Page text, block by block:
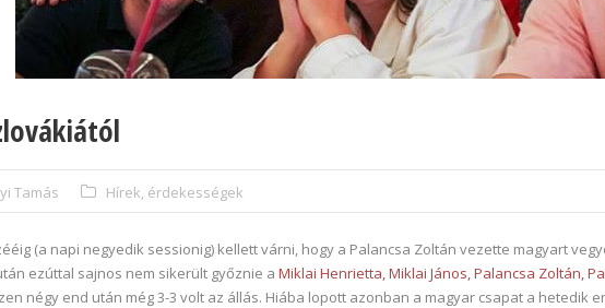
Tamás Hírek, érdekességek
(a napi negyedik sessionig) kellett várni, hogy a Palancsa Zoltán vezette magyart
ezúttal sajnos nem sikerült győznie a Miklai Henrietta, Miklai János, Palancsa Zoltán,
négy end után még 3-3 volt az állás. Hiába lopott azonban a magyar csapat a hetedik